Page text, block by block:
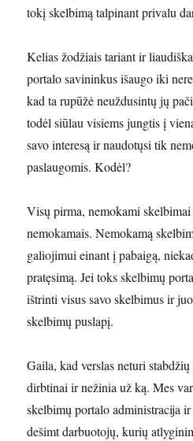
tokį skelbimą talpinant privalu
Kelias žodžiais tariant ir
portalo savininkus išaugo iki
kad ta rupūžė neuždusintų jų
todėl siūlau visiems jungtis į
savo interesą ir naudotųsi tik
paslaugomis. Kodėl?
Visų pirma, nemokami
nemokamais. Nemokamą
galiojimui einant į pabaigą,
pratęsimą. Jei toks skelbimų
ištrinti visus savo skelbimus ir
skelbimų puslapį.
Gaila, kad verslas neturi
dirbtinai ir nežinia už ką. Mes
skelbimų portalo administracija
dešimt darbuotojų, kurių